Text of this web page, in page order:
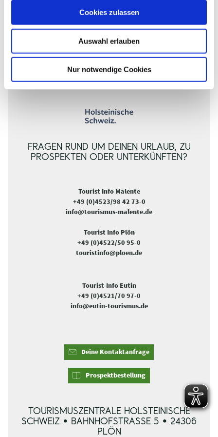
Cookies zulassen
Auswahl erlauben
Nur notwendige Cookies
RADSERVICE & VERLEIH
Von Fahrrad und E-Bikes bis
Reparatur und Zubehör.
© TZHS_MOCANOX
BUS!
Fahrten
© TI GPS Anne Weise
FRAGEN RUND UM DEINEN URLAUB, ZU
PROSPEKTEN ODER UNTERKÜNFTEN?
Tourist Info Malente
+49 (0)4523/98 42 73-0
info@tourismus-malente.de
Tourist Info Plön
+49 (0)4522/50 95-0
touristinfo@ploen.de
Tourist-Info Eutin
+49 (0)4521/70 97-0
info@eutin-tourismus.de
Deine Kontaktanfrage
Prospektbestellung
TOURISMUSZENTRALE HOLSTEINISCHE
SCHWEIZ • BAHNHOFSTRASSE 5 • 24306 P
LÖN